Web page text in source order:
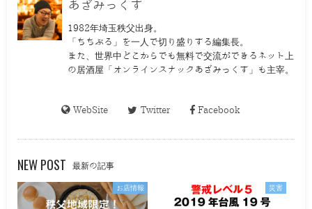
あざみっくす
1982年埼玉秩父出身。
「ちちぶる」を一人で切り盛りする編集長。
また、世界中どこからでも無料で交流ができるネット上
の居酒屋「オンラインスナックあざみっくす」も主宰。
WebSite Twitter Facebook
NEW POST 最新の記事
お店情報 災害